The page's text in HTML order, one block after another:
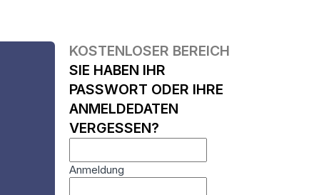
KOSTENLOSER BEREICH
SIE HABEN IHR
PASSWORT ODER IHRE
ANMELDEDATEN
VERGESSEN?
Anmeldung